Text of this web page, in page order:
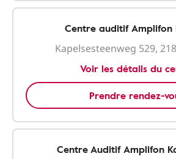
Centre auditif Amplifon
Kapelsesteenweg 529,
Voir les détails du
Prendre rendez-
Centre Auditif Amplifon